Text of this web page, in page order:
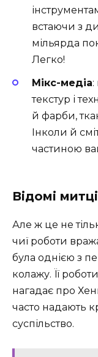
встаючи з
мільярда
Легко!
Мікс-медіа:
текстур і
й фарби,
Інколи й
частиною
Відомі
Але ж це не
чиї роботи
була однією з
колажу. Її
нагадає про
часто надають
суспільство.